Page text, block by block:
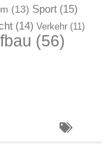
(13) Sport (15)
(14) Verkehr (11)
(56)